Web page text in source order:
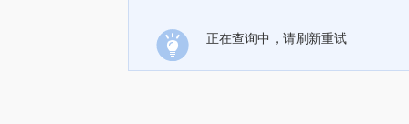
正在查询中，请刷新重试